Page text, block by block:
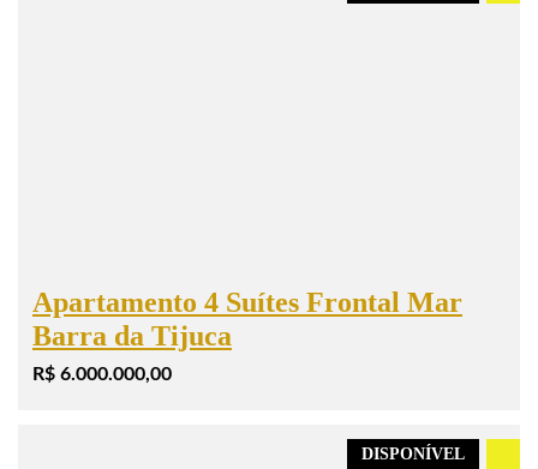
Apartamento 4 Suítes Frontal Mar
Barra da Tijuca
R$ 6.000.000,00
DISPONÍVEL